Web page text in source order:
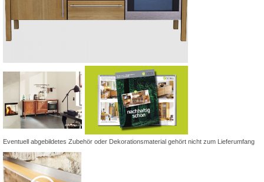
Eventuell abgebildetes Zubehör oder Dekorationsmaterial gehört nicht zum Lieferumfang